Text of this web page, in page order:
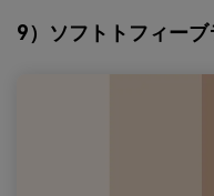
9）ソフトトフィー